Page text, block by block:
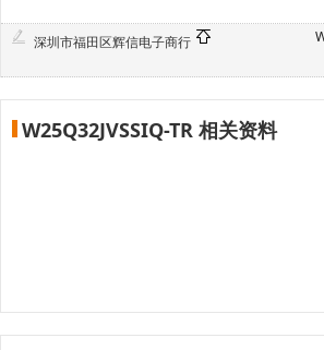
深圳市福田区辉信电子商行
W25Q32JVSSIQ-TR 相关资料